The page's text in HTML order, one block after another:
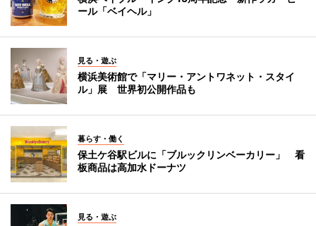
ール「ベイヘル」
見る・遊ぶ
横浜美術館で「マリー・アントワネット・スタイ
ル」展 世界初公開作品も
暮らす・働く
保土ケ谷駅ビルに「ブルックリンベーカリー」 看
板商品は高加水ドーナツ
見る・遊ぶ